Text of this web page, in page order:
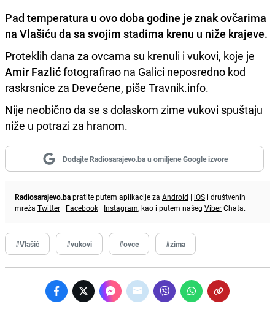
Pad temperatura u ovo doba godine je znak ovčarima
na Vlašiću da sa svojim stadima krenu u niže krajeve.
Proteklih dana za ovcama su krenuli i vukovi, koje je
Amir Fazlićfotografirao na Galici neposredno kod
raskrsnice za Devećene, piše Travnik.info.
Nije neobično da se s dolaskom zime vukovi spuštaju
niže u potrazi za hranom.
Dodajte Radiosarajevo.ba u omiljene Google izvore
Radiosarajevo.bapratite putem aplikacije za Android | iOS i društvenih
mreža Twitter | Facebook | Instagram, kao i putem našeg ViberChata.
#Vlašić #vukovi #ovce #zima